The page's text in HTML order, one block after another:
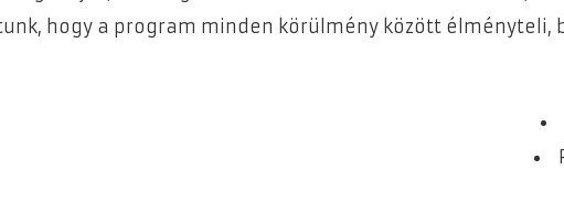
hogy a program minden körülmény között élményteli,